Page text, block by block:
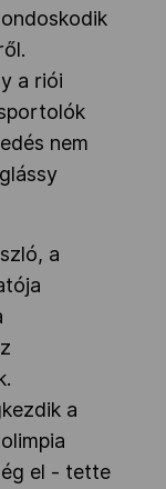
a riói
nem
a
a
el - tette